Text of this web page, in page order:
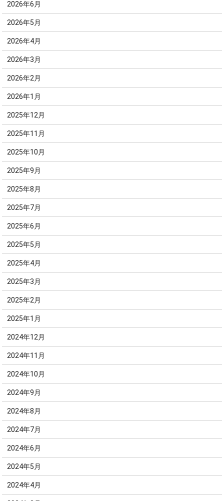
2026年6月
2026年5月
2026年4月
2026年3月
2026年2月
2026年1月
2025年12月
2025年11月
2025年10月
2025年9月
2025年8月
2025年7月
2025年6月
2025年5月
2025年4月
2025年3月
2025年2月
2025年1月
2024年12月
2024年11月
2024年10月
2024年9月
2024年8月
2024年7月
2024年6月
2024年5月
2024年4月